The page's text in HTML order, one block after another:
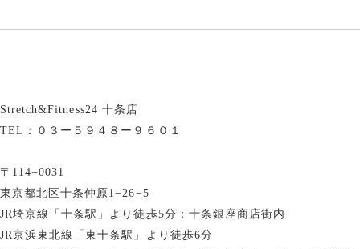
Stretch&Fitness24 十条店
TEL：０３ー５９４８ー９６０１
〒114−0031
東京都北区十条仲原1−26−5
JR埼京線「十条駅」より徒歩5分：十条銀座商店街内
JR京浜東北線「東十条駅」より徒歩6分